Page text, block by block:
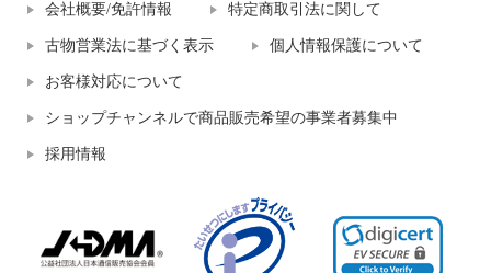
会社概要/免許情報 特定商取引法に関して
古物営業法に基づく表示 個人情報保護について
お客様対応について
ショップチャンネルで商品販売希望の事業者募集中
採用情報